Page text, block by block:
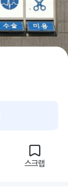
스크랩